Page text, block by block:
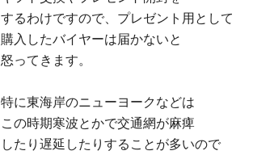
するわけですので、プレゼント用として
購入したバイヤーは届かないと
怒ってきます。
特に東海岸のニューヨークなどは
この時期寒波とかで交通網が麻痺
したり遅延したりすることが多いので